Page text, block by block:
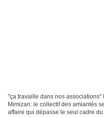
"ça travaille dans nos
Mimizan: le collectif des amiantés
affaire qui dépasse le seul cadre